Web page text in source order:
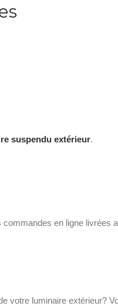
suspendu extérieur.
en ligne
votre luminaire